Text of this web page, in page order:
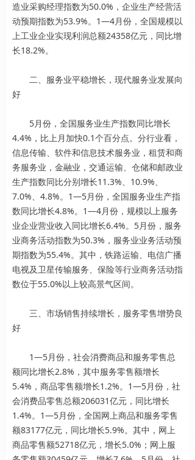
造业采购经理指数为50.0%，企业生产经营活
动预期指数为53.9%。1—4月份，全国规模以
上工业企业实现利润总额24358亿元，同比增
长18.2%。
二、服务业平稳增长，现代服务业发展向
好
5月份，全国服务业生产指数同比增长
4.4%，比上月加快0.1个百分点。分行业看，
信息传输、软件和信息技术服务业，租赁和商
务服务业，金融业，交通运输、仓储和邮政业
生产指数同比分别增长11.3%、10.9%、
7.0%、4.8%。1—5月份，全国服务业生产指
数同比增长4.8%。1—4月份，规模以上服务
业企业营业收入同比增长6.4%。5月份，服务
业商务活动指数为50.3%，服务业业务活动预
期指数为55.4%。其中，铁路运输、电信广播
电视及卫星传输服务、保险等行业商务活动指
数位于55.0%以上较高景气区间。
三、市场销售持续增长，服务零售增势良
好
1—5月份，社会消费商品和服务零售总
额同比增长2.8%，其中服务零售额增长
5.4%，商品零售额增长1.2%。1—5月份，社
会消费品零售总额206031亿元，同比增长
1.4%。1—5月份，全国网上商品和服务零售
额83177亿元，同比增长5.9%。其中，网上
商品零售额52718亿元，增长5.0%；网上服